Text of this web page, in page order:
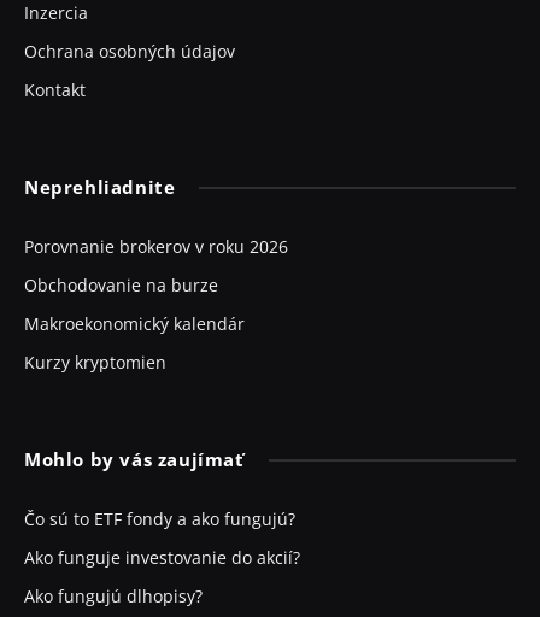
Inzercia
Ochrana osobných údajov
Kontakt
Neprehliadnite
Porovnanie brokerov v roku 2026
Obchodovanie na burze
Makroekonomický kalendár
Kurzy kryptomien
Mohlo by vás zaujímať
Čo sú to ETF fondy a ako fungujú?
Ako funguje investovanie do akcií?
Ako fungujú dlhopisy?